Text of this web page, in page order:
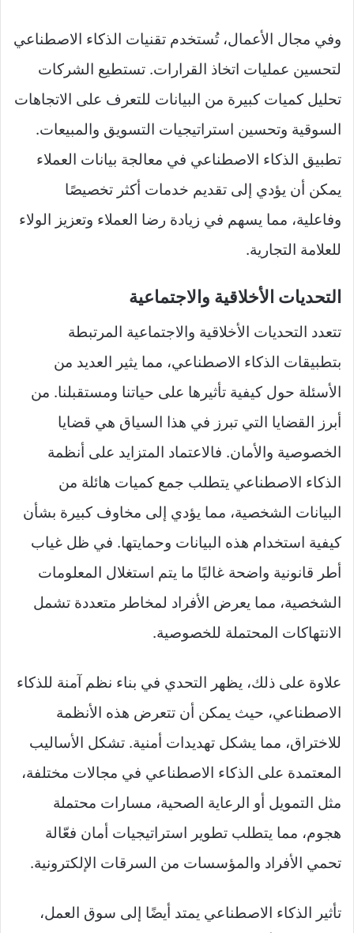
وفي مجال الأعمال، تُستخدم تقنيات الذكاء الاصطناعي
لتحسين عمليات اتخاذ القرارات. تستطيع الشركات
تحليل كميات كبيرة من البيانات للتعرف على الاتجاهات
السوقية وتحسين استراتيجيات التسويق والمبيعات.
تطبيق الذكاء الاصطناعي في معالجة بيانات العملاء
يمكن أن يؤدي إلى تقديم خدمات أكثر تخصيصًا
وفاعلية، مما يسهم في زيادة رضا العملاء وتعزيز الولاء
للعلامة التجارية.
التحديات الأخلاقية والاجتماعية
تتعدد التحديات الأخلاقية والاجتماعية المرتبطة
بتطبيقات الذكاء الاصطناعي، مما يثير العديد من
الأسئلة حول كيفية تأثيرها على حياتنا ومستقبلنا. من
أبرز القضايا التي تبرز في هذا السياق هي قضايا
الخصوصية والأمان. فالاعتماد المتزايد على أنظمة
الذكاء الاصطناعي يتطلب جمع كميات هائلة من
البيانات الشخصية، مما يؤدي إلى مخاوف كبيرة بشأن
كيفية استخدام هذه البيانات وحمايتها. في ظل غياب
أطر قانونية واضحة غالبًا ما يتم استغلال المعلومات
الشخصية، مما يعرض الأفراد لمخاطر متعددة تشمل
الانتهاكات المحتملة للخصوصية.
علاوة على ذلك، يظهر التحدي في بناء نظم آمنة للذكاء
الاصطناعي، حيث يمكن أن تتعرض هذه الأنظمة
للاختراق، مما يشكل تهديدات أمنية. تشكل الأساليب
المعتمدة على الذكاء الاصطناعي في مجالات مختلفة،
مثل التمويل أو الرعاية الصحية، مسارات محتملة
هجوم، مما يتطلب تطوير استراتيجيات أمان فعّالة
تحمي الأفراد والمؤسسات من السرقات الإلكترونية.
تأثير الذكاء الاصطناعي يمتد أيضًا إلى سوق العمل،